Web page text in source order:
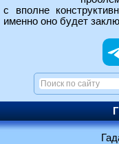
с вполне
именно оно будет